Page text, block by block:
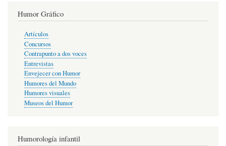
Humor Gráfico
Artículos
Concursos
Contrapunto a dos voces
Entrevistas
Envejecer con Humor
Humores del Mundo
Humores visuales
Museos del Humor
Humorología infantil